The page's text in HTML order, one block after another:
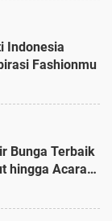
Indonesia
Fashionmu
Bunga Terbaik
hingga Acara